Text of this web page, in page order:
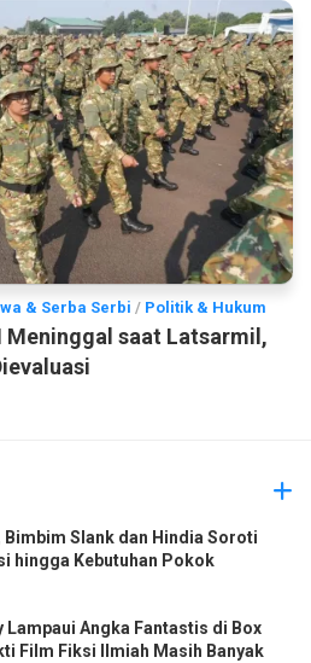
& Serba Serbi / Politik & Hukum
Meninggal saat Latsarmil,
Bimbim Slank dan Hindia Soroti
hingga Kebutuhan Pokok
Lampaui Angka Fantastis di Box
Film Fiksi Ilmiah Masih Banyak